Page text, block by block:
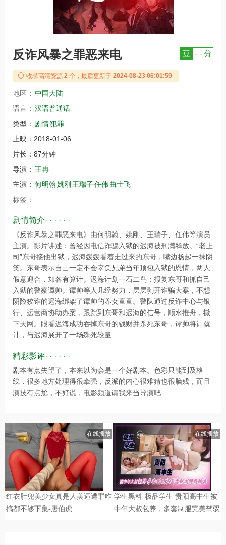
反诈风暴之罪恶来电 豆 - - 分
收录高清资源 2 个，最后更新于 2024-08-23 06:01:59
地区： 中国大陆
语言： 汉语普通话
类型： 剧情犯罪
上映： 2018-01-06
片长： 87分钟
导演： 王冉
主演： 何明翰姚刚 王瑞子任伟曲士飞
标签：
剧情简介· · · · · ·
《反诈风暴之罪恶来电》由何明翰、姚刚、王瑞子、任伟等演员
主演。影片讲述：曾经因电信诈骗入狱的迟海被刑满释放。“老上
司”东哥接他出狱，迟海媛媛看着走过来的东哥，嘴边扬起一抹阴
笑。东哥表示自己一定不会辜负兄弟当年顶包入狱的恩情，两人
假意迎合，却各有算计。迟海计划一石二鸟：报复东哥和抓自己
入狱的警察谭帅。谭帅等人几经努力，层层剥开诈骗大案，不想
阴险狡诈的迟海绑架了谭帅的养女童童。警队通过反诈中心与银
行、运营商协助办案，跟踪到东哥和迟海的信号，顺水推舟，撒
下天网。眼看迟海成功吞掉东哥的钱财并杀死东哥，谭帅将计就
计，与迟海展开了一场殊死较量……
精彩影评· · · · · ·
剧本有点失望了，本来以为会是一个好剧本。色彩只能到及格
线，很多地方处理得很牵强，反派的内心很难猜也很脑残，而且
演技有点尬，不好说，电影频道请我来当导演吧